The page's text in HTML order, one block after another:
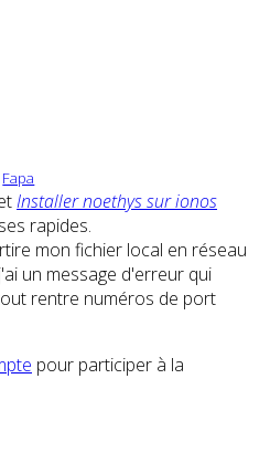
Fapa
Installer noethys sur ionos
rapides.
mon fichier local en réseau
un message d'erreur qui
rentre numéros de port
pour participer à la